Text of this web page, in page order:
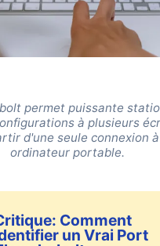
permet puissante
à plusieurs
d'une seule connexion
ordinateur portable.
Comment
un Vrai Port